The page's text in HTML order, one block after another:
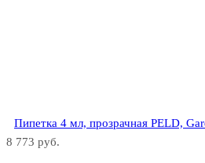
Пипетка 4 мл, прозрачная PELD,
8 773 руб.